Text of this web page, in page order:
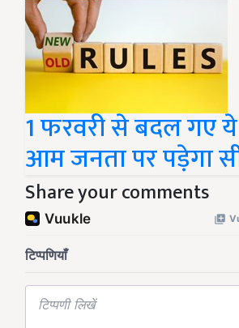
1 फरवरी से बदल गए
आम जनता पर पड़ेगा
Share your comments